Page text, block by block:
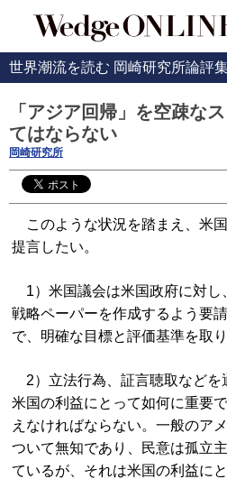
世界潮流を読む 岡崎研究所論評
「アジア回帰」を空疎な
てはならない
岡崎研究所
このような状況を踏まえ、米
提言したい。
1）米国議会は米国政府に対し
戦略ペーパーを作成するよう要
で、明確な目標と評価基準を取
2）立法行為、証言聴取などを
米国の利益にとって如何に重要
えなければならない。一般のア
ついて無知であり、民意は孤立
ているが、それは米国の利益に